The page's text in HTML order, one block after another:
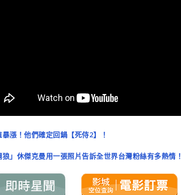
漲！他們確定回鍋【死侍2】！
狼」休傑克曼用一張照片告訴全世界台灣粉絲有多熱情！